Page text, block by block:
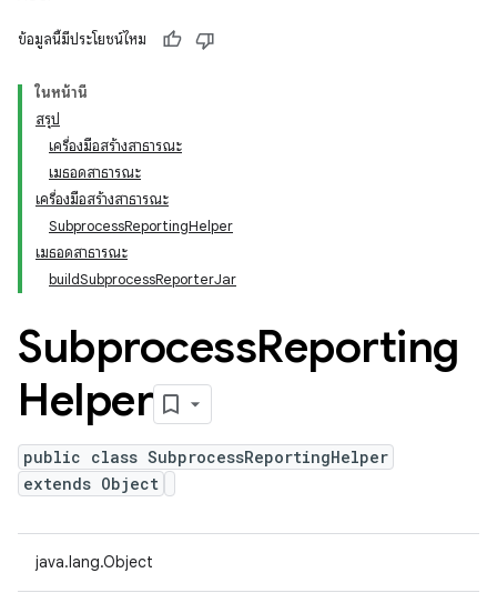
ข้อมูลนี้มีประโยชน์ไหม
ในหน้านี้
สรุป
เครื่องมือสร้างสาธารณะ
เมธอดสาธารณะ
เครื่องมือสร้างสาธารณะ
SubprocessReportingHelper
เมธอดสาธารณะ
buildSubprocessReporterJar
SubprocessReporting
Helper
public class SubprocessReportingHelper
extends Object
java.lang.Object